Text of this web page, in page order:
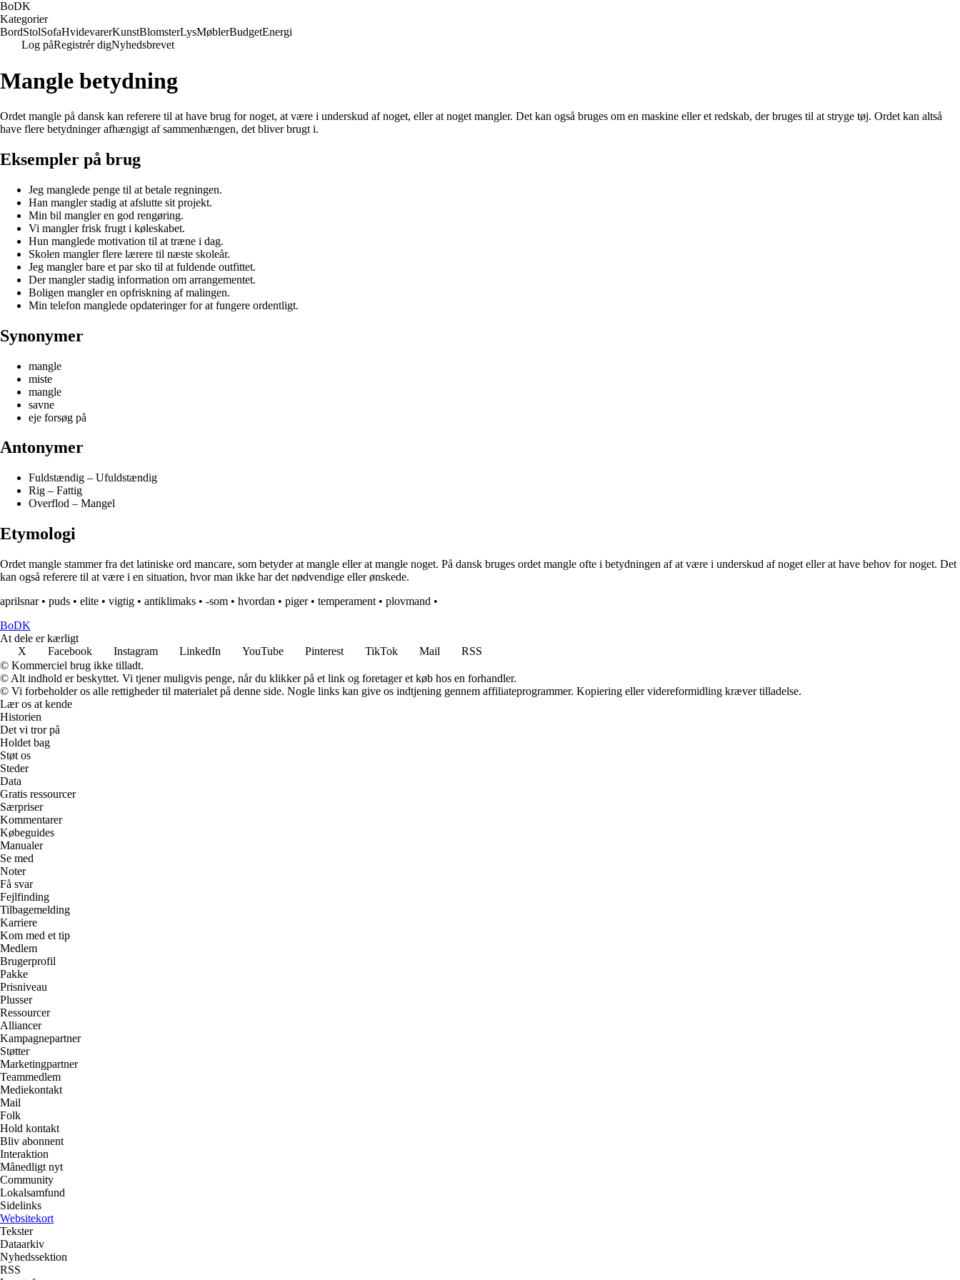
BoDK
Kategorier
BordStolSofaHvidevarerKunstBlomsterLysMøblerBudgetEnergi
Log påRegistrér digNyhedsbrevet
Mangle betydning
Ordet mangle på dansk kan referere til at have brug for noget, at være i underskud af noget, eller at noget mangler. Det kan også bruges om en maskine eller et redskab, der bruges til at stryge tøj. Ordet kan altså
have flere betydninger afhængigt af sammenhængen, det bliver brugt i.
Eksempler på brug
Jeg manglede penge til at betale regningen.
Han mangler stadig at afslutte sit projekt.
Min bil mangler en god rengøring.
Vi mangler frisk frugt i køleskabet.
Hun manglede motivation til at træne i dag.
Skolen mangler flere lærere til næste skoleår.
Jeg mangler bare et par sko til at fuldende outfittet.
Der mangler stadig information om arrangementet.
Boligen mangler en opfriskning af malingen.
Min telefon manglede opdateringer for at fungere ordentligt.
Synonymer
mangle
miste
mangle
savne
eje forsøg på
Antonymer
Fuldstændig – Ufuldstændig
Rig – Fattig
Overflod – Mangel
Etymologi
Ordet mangle stammer fra det latiniske ord mancare, som betyder at mangle eller at mangle noget. På dansk bruges ordet mangle ofte i betydningen af at være i underskud af noget eller at have behov for noget. Det
kan også referere til at være i en situation, hvor man ikke har det nødvendige eller ønskede.
aprilsnar• puds • elite • vigtig • antiklimaks • -som • hvordan • piger• temperament • plovmand •
BoDK
At dele er kærligt
X
Facebook Instagram LinkedIn YouTube Pinterest TikTok Mail
RSS
© Kommerciel brug ikke tilladt.
© Alt indhold er beskyttet. Vi tjener muligvis penge, når du klikker på et link og foretager et køb hos en forhandler.
© Vi forbeholder os alle rettigheder til materialet på denne side. Nogle links kan give os indtjening gennem affiliateprogrammer. Kopiering eller videreformidling kræver tilladelse.
Lær os at kende
Historien
Det vi tror på
Holdet bag
Støt os
Steder
Data
Gratis ressourcer
Særpriser
Kommentarer
Købeguides
Manualer
Se med
Noter
Få svar
Fejlfinding
Tilbagemelding
Karriere
Kom med et tip
Medlem
Brugerprofil
Pakke
Prisniveau
Plusser
Ressourcer
Alliancer
Kampagnepartner
Støtter
Marketingpartner
Teammedlem
Mediekontakt
Mail
Folk
Hold kontakt
Bliv abonnent
Interaktion
Månedligt nyt
Community
Lokalsamfund
Sidelinks
Websitekort
Tekster
Dataarkiv
Nyhedssektion
RSS